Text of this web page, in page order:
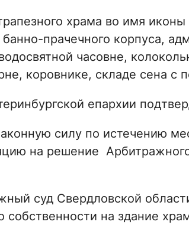
храма во имя
банно-прачечного корпуса,
часовне,
коровнике, складе сена
епархии
силу по истечению
на решение
суд Свердловской
собственности на здание